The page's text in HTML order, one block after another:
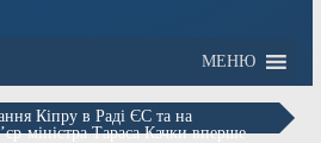
МЕНЮ
Кіпру в Раді ЄС та на
міністра Тараса Качки вперше